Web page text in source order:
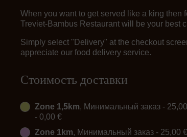
When you want to get served like a king then
Treviet-Bambus Restaurant will be your best
Simply select "Delivery" at the checkout
appreciate our food delivery service.
Стоимость доставки
Zone 1,5km, Минимальный заказ -
- 0,00 €
Zone 1km, Минимальный заказ - 25,00